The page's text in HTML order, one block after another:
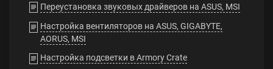
Переустановка звуковых драйверов на ASUS, MSI
Настройка вентиляторов на ASUS, GIGABYTE,
AORUS, MSI
Настройка подсветки в Armory Crate